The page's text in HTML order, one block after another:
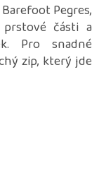
Pegres,
části a
Pro snadné
zip, který jde